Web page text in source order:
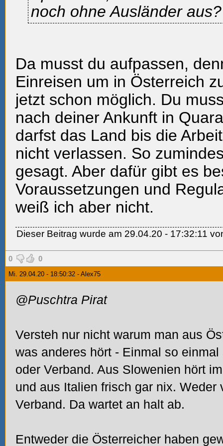
noch ohne Ausländer aus?
Da musst du aufpassen,
Einreisen um in Österreich
jetzt schon möglich. Du
nach deiner Ankunft in
darfst das Land bis die
nicht verlassen. So
gesagt. Aber dafür gibt es
Voraussetzungen und
weiß ich aber nicht.
Dieser Beitrag wurde am 29.04.20 - 17:32:11
0 0
Mi. 29.04.20 - 18:50:32 - Alex75
@Puschtra Pirat
Versteh nur nicht warum man aus
was anderes hört - Einmal so
oder Verband. Aus Slowenien hört
und aus Italien frisch gar nix. Weder
Verband. Da wartet an halt ab.
Entweder die Österreicher haben